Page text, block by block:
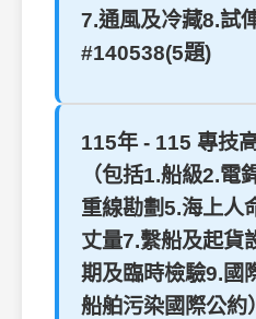
7.通風及冷藏8.試
#140538(5題)
115年 - 115 專技
（包括1.船級2.電
重線勘劃5.海上人
丈量7.繫船及起貨
期及臨時檢驗9.國
船舶污染國際公